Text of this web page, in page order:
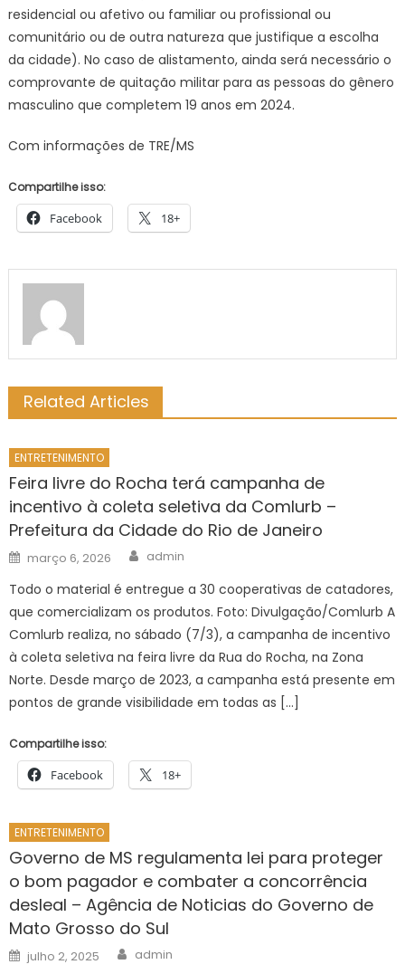
residencial ou afetivo ou familiar ou profissional ou
comunitário ou de outra natureza que justifique a escolha
da cidade). No caso de alistamento, ainda será necessário o
comprovante de quitação militar para as pessoas do gênero
masculino que completem 19 anos em 2024.
Com informações de TRE/MS
Compartilhe isso:
Facebook 18+
Related Articles
ENTRETENIMENTO
Feira livre do Rocha terá campanha de
incentivo à coleta seletiva da Comlurb –
Prefeitura da Cidade do Rio de Janeiro
Posted
on
março 6, 2026 Author
admin
Todo o material é entregue a 30 cooperativas de catadores,
que comercializam os produtos. Foto: Divulgação/Comlurb A
Comlurb realiza, no sábado (7/3), a campanha de incentivo
à coleta seletiva na feira livre da Rua do Rocha, na Zona
Norte. Desde março de 2023, a campanha está presente em
pontos de grande visibilidade em todas as […]
Compartilhe isso:
Facebook 18+
ENTRETENIMENTO
Governo de MS regulamenta lei para proteger
o bom pagador e combater a concorrência
desleal – Agência de Noticias do Governo de
Mato Grosso do Sul
Posted
on
julho 2, 2025 Author
admin